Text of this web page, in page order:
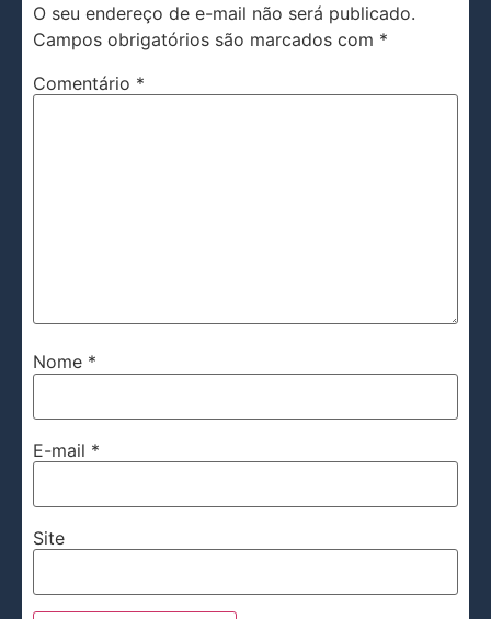
O seu endereço de e-mail não será publicado.
Campos obrigatórios são marcados com *
Comentário *
Nome *
E-mail *
Site